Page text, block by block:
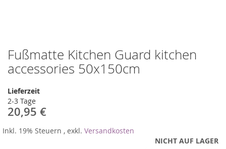
Fußmatte Kitchen Guard kitchen
accessories 50x150cm
Lieferzeit
2-3 Tage
20,95 €
Inkl. 19% Steuern , exkl. Versandkosten
NICHT AUF LAGER
Zum
Anfang
der
springen